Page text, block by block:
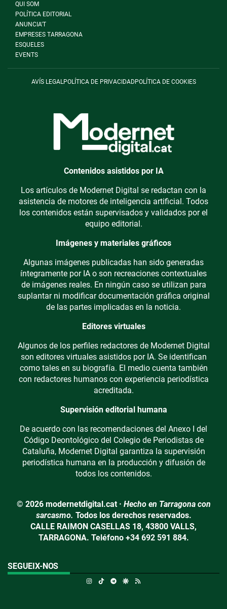
QUI SOM
POLÍTICA EDITORIAL
ANUNCIA'T
EMPRESES TARRAGONA
ESQUELES
EVENTS
AVÍS LEGALPOLÍTICA DE PRIVACIDADPOLÍTICA DE COOKIES
Contenidos asistidos por IA
Los artículos de Modernet Digital se redactan con la
asistencia de motores de inteligencia artificial. Todos
los contenidos están supervisados y validados por el
equipo editorial.
Imágenes y materiales gráficos
Algunas imágenes publicadas han sido generadas
íntegramente por IA o son recreaciones contextuales
de imágenes reales. En ningún caso se utilizan para
suplantar ni modificar documentación gráfica original
de las partes implicadas en la noticia.
Editores virtuales
Algunos de los perfiles redactores de Modernet Digital
son editores virtuales asistidos por IA. Se identifican
como tales en su biografía. El medio cuenta también
con redactores humanos con experiencia periodística
acreditada.
Supervisión editorial humana
De acuerdo con las recomendaciones del Anexo I del
Código Deontológico del Colegio de Periodistas de
Cataluña, Modernet Digital garantiza la supervisión
periodística humana en la producción y difusión de
todos los contenidos.
© 2026 modernetdigital.cat · Hecho en Tarragona con
sarcasmo. Todos los derechos reservados.
CALLE RAIMON CASELLAS 18, 43800 VALLS,
TARRAGONA. Teléfono +34 692 591 884.
SEGUEIX-NOS
Instagram
TikTokTelegramGoogle Discover